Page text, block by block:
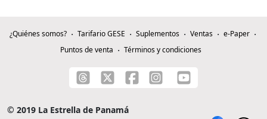
¿Quiénes somos? Tarifario GESE Suplementos Ventas
e-Paper
Puntos de venta
Términos y condiciones
© 2019 La Estrella de Panamá